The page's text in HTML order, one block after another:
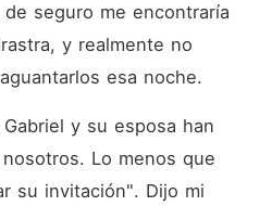
seguro me encontraría
y realmente no
esa noche.
y su esposa han
Lo menos que
su invitación". Dijo mi